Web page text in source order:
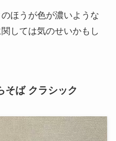
ほうが色が濃いような
しては気のせいかもし
そば クラシック